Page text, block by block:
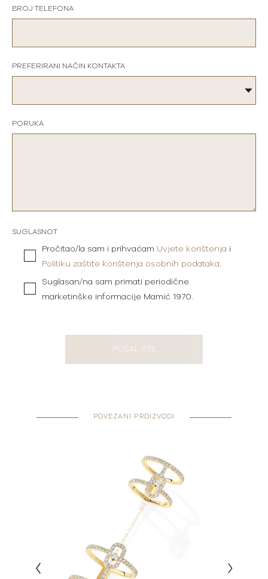
BROJ TELEFONA
PREFERIRANI NAČIN KONTAKTA
PORUKA
SUGLASNOT
Pročitao/la sam i prihvaćam Uvjete korištenja i
Politiku zaštite korištenja osobnih podataka.
Suglasan/na sam primati periodične
marketinške informacije Mamić 1970.
POŠALJITE
POVEZANI PROIZVODI